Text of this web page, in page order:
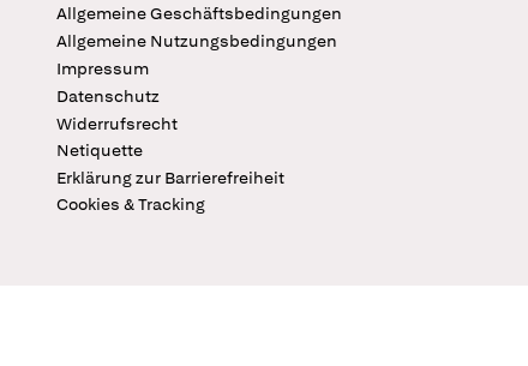
Allgemeine Geschäftsbedingungen
Allgemeine Nutzungsbedingungen
Impressum
Datenschutz
Widerrufsrecht
Netiquette
Erklärung zur Barrierefreiheit
Cookies & Tracking